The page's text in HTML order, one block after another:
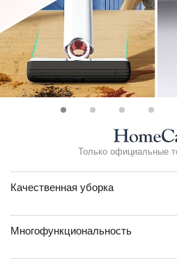
Только официальные
Качественная уборка
Многофункциональность